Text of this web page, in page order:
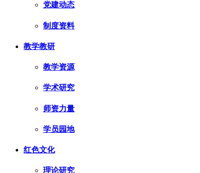
党建动态
制度资料
教学教研
教学资源
学术研究
师资力量
学员园地
红色文化
理论研究